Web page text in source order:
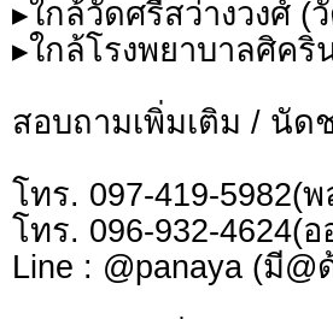
▸ใกล้วัดศรีสว่างวงศ์ (วั
▸ใกล้โรงพยาบาลศิค
สอบถามเพิ่มเติม / นัด
โทร. 097-419-5982(
โทร. 096-932-4624(
Line : @panaya (มี